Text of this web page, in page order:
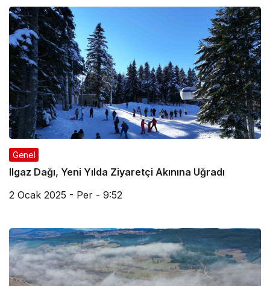
Genel
Ilgaz Dağı, Yeni Yılda Ziyaretçi Akınına Uğradı
2 Ocak 2025 - Per - 9:52